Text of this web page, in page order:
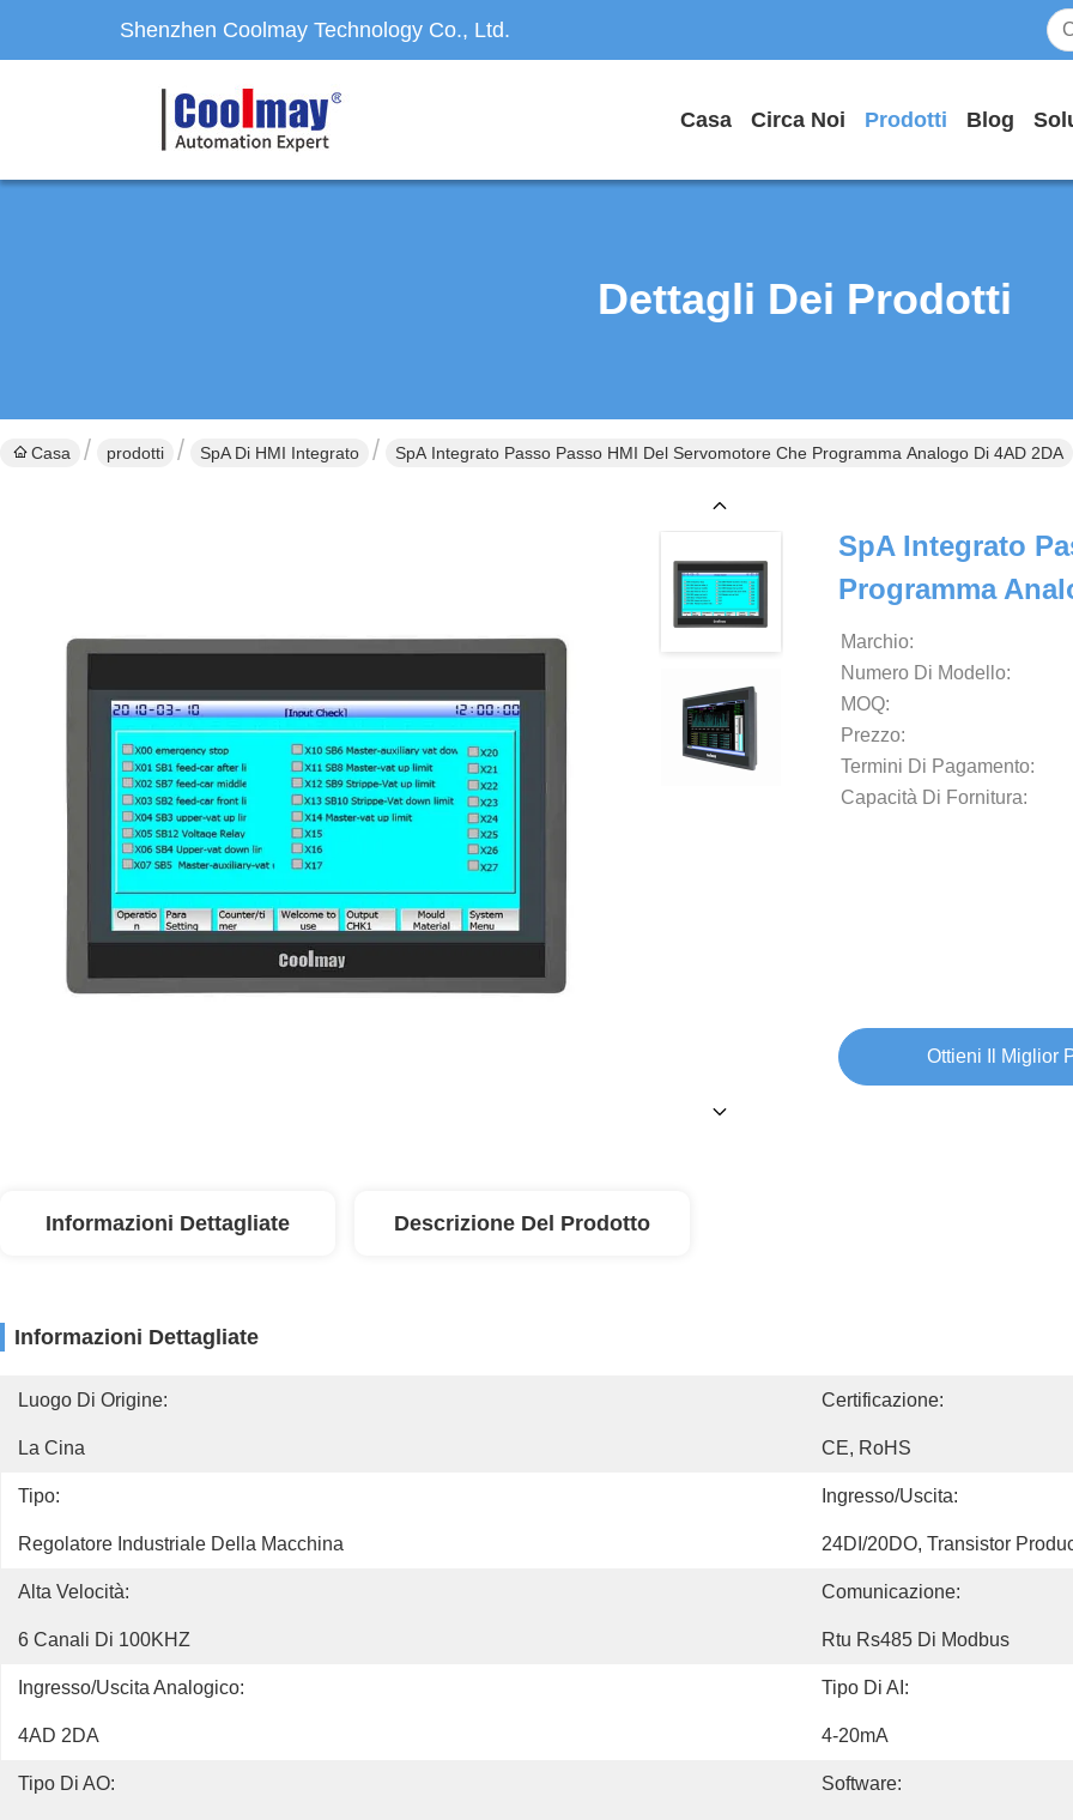
Shenzhen Coolmay Technology Co., Ltd.
Casa Circa Noi Prodotti Blog
Dettagli Dei Prodotti
Casa prodotti SpA Di HMI Integrato SpA Integrato Passo Passo HMI Del Servomotore Che Programma Analogo Di 4AD 2DA
SpA Integrato
Programma
Marchio:
Numero Di Modello:
MOQ:
Prezzo:
Termini Di Pagamento:
Capacità Di Fornitura:
Ottieni Il Miglior
Informazioni Dettagliate Descrizione Del Prodotto
Informazioni Dettagliate
Luogo Di Origine:
La Cina
Certificazione:
CE, RoHS
Tipo:
Regolatore Industriale Della Macchina
Ingresso/uscita:
24DI/20DO, Transistor
Alta Velocità:
6 Canali Di 100KHZ
Comunicazione:
Rtu Rs485 Di Modbus
Ingresso/uscita Analogico:
4AD 2DA
Tipo Di AI:
4-20mA
Tipo Di AO: Software: